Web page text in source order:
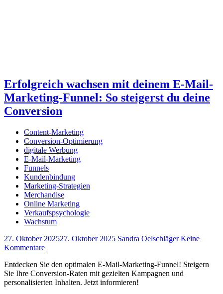
Erfolgreich wachsen mit deinem E-Mail-
Marketing-Funnel: So steigerst du deine
Conversion
Content-Marketing
Conversion-Optimierung
digitale Werbung
E-Mail-Marketing
Funnels
Kundenbindung
Marketing-Strategien
Merchandise
Online Marketing
Verkaufspsychologie
Wachstum
27. Oktober 202527. Oktober 2025 Sandra Oelschläger Keine
Kommentare
Entdecken Sie den optimalen E-Mail-Marketing-Funnel! Steigern
Sie Ihre Conversion-Raten mit gezielten Kampagnen und
personalisierten Inhalten. Jetzt informieren!